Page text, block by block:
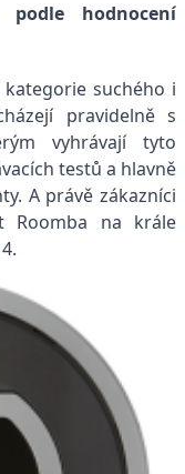
hodnocení
suchého i
pravidelně s
vyhrávají tyto
testů a hlavně
A právě zákazníci
Roomba na krále